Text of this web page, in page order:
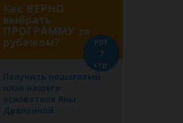
Как ВЕРНО
выбрать
ПРОГРАММУ за
рубежом?
Получить пошаговый
план нашего
основателя Яны
Драпкиной
PDF
7
стр.